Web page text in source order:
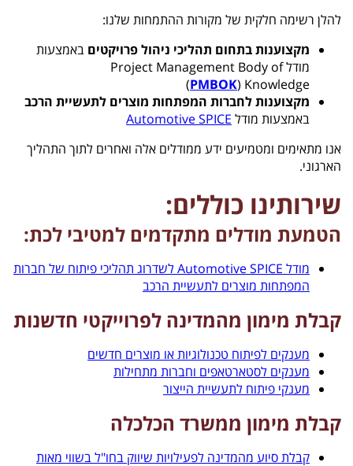
להלן רשימה חלקית של מקורות ההתמחות שלנו:
מקצוענות בתחום תהליכי ניהול פרויקטים באמצעות
מודלProject Management Body of
Knowledge
(PMBOK)
מקצוענות לחברות המפתחות מוצרים לתעשיית הרכב
באמצעות מודל Automotive SPICE
אנו מתאימים ומטמיעים ידע ממודלים אלה ואחרים לתוך התהליך
הארגוני.
שירותינו כוללים:
הטמעת מודלים מתקדמים למטיבי לכת:
מודל Automotive SPICE לשדרוג תהליכי פיתוח של חברות
המפתחות מוצרים לתעשיית הרכב
קבלת מימון מהמדינה לפרוייקטי חדשנות
מענקים לפיתוח טכנולוגיות או מוצרים חדשים
מענקים לסטארטאפים וחברות מתחילות
מענקי פיתוח לתעשיית הייצור
קבלת מימון ממשרד הכלכלה
קבלת סיוע מהמדינה לפעילויות שיווק בחו"ל בשווי מאות